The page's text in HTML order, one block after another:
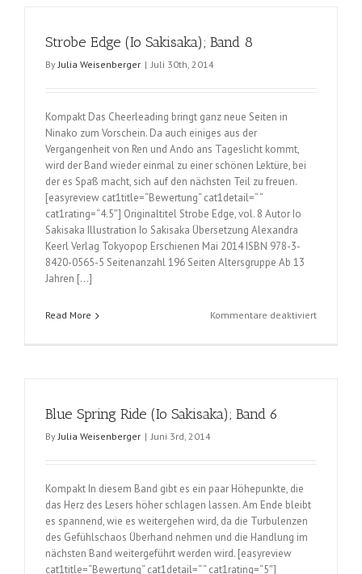
Strobe Edge (Io Sakisaka); Band 8
ByJulia Weisenberger | Juli 30th, 2014
Kompakt Das Cheerleading bringt ganz neue Seiten in
Ninako zum Vorschein. Da auch einiges aus der
Vergangenheit von Ren und Ando ans Tageslicht kommt,
wird der Band wieder einmal zu einer schönen Lektüre, bei
der es Spaß macht, sich auf den nächsten Teil zu freuen.
[easyreview cat1title=“Bewertung“ cat1detail=“ “
cat1rating=“4.5″] Originaltitel Strobe Edge, vol. 8 Autor Io
Sakisaka Illustration Io Sakisaka Übersetzung Alexandra
Keerl Verlag Tokyopop Erschienen Mai 2014 ISBN 978-3-
8420-0565-5 Seitenanzahl 196 Seiten Altersgruppe Ab 13
Jahren […]
Read More Kommentare deaktiviertfür
Blue Spring Ride (Io Sakisaka); Band 6
ByJulia Weisenberger | Juni 3rd, 2014
Kompakt In diesem Band gibt es ein paar Höhepunkte, die
das Herz des Lesers höher schlagen lassen. Am Ende bleibt
es spannend, wie es weitergehen wird, da die Turbulenzen
des Gefühlschaos Überhand nehmen und die Handlung im
nächsten Band weitergeführt werden wird. [easyreview
cat1title=“Bewertung“ cat1detail=“ “ cat1rating=“5″]